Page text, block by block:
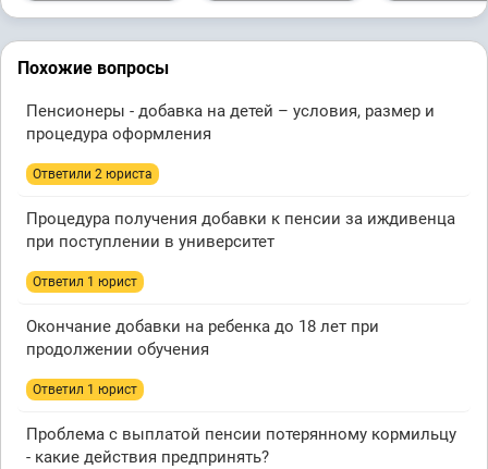
Похожие вопросы
Пенсионеры - добавка на детей – условия, размер и
процедура оформления
Ответили 2 юристa
Процедура получения добавки к пенсии за иждивенца
при поступлении в университет
Ответил 1 юрист
Окончание добавки на ребенка до 18 лет при
продолжении обучения
Ответил 1 юрист
Проблема с выплатой пенсии потерянному кормильцу
- какие действия предпринять?